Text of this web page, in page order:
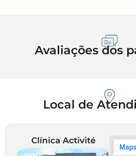
Avaliações dos
Local de
Clínica Activité